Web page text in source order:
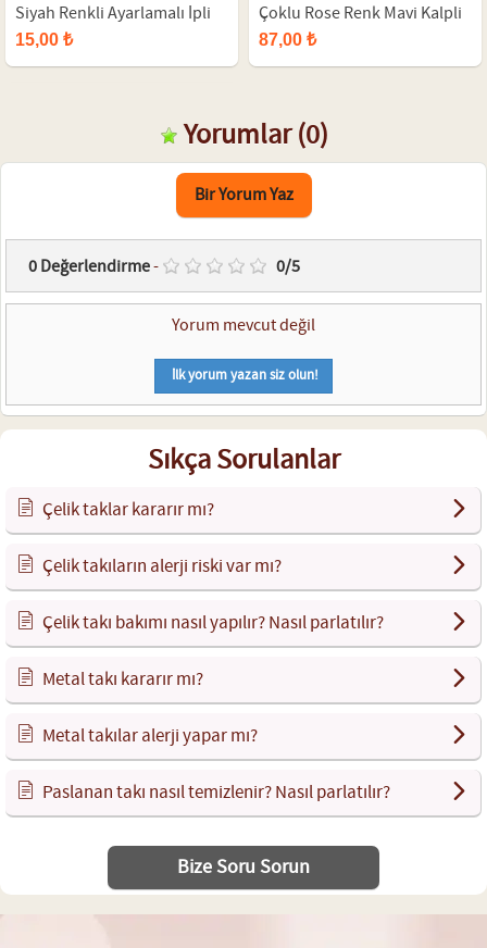
Siyah Renkli Ayarlamalı İpli
BTS Bayan Bileklik
15,00 ₺
Çoklu Rose Renk Mavi Kalpli
Bayan Bileklik
87,00 ₺
Yorumlar(0)
Bir Yorum Yaz
0Değerlendirme- 0/5
Yorum mevcut değil
İlk yorum yazan siz olun!
Sıkça Sorulanlar
Çelik taklar kararır mı?
Çelik takıların alerji riski var mı?
Çelik takı bakımı nasıl yapılır? Nasıl parlatılır?
Metal takı kararır mı?
Metal takılar alerji yapar mı?
Paslanan takı nasıl temizlenir? Nasıl parlatılır?
Bize Soru Sorun